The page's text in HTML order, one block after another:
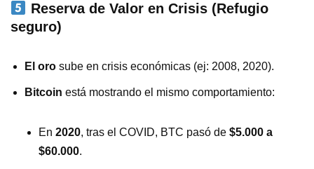
Reserva de Valor en Crisis (Refugio
seguro)
El oro sube en crisis económicas (ej: 2008, 2020).
Bitcoin está mostrando el mismo comportamiento:
En 2020, tras el COVID, BTC pasó de $5.000 a
$60.000.